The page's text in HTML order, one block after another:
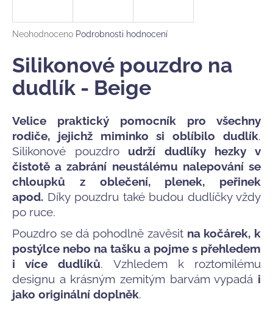
Průměrné
produktu
je
0,0
z
hvězdiček.
Neohodnoceno Podrobnosti hodnocení
Silikonové pouzdro na
dudlík - Beige
Velice praktický pomocník pro všechny
rodiče, jejichž miminko si oblíbilo dudlík.
Silikonové pouzdro udrží dudlíky hezky v
čistotě a zabrání neustálému nalepování se
chloupků z oblečení, plenek, peřinek
apod. Díky pouzdru také budou dudlíčky vždy
po ruce.
Pouzdro se dá pohodlně zavěsit na kočárek, k
postýlce nebo na tašku a pojme s přehledem
i více dudlíků. Vzhledem k roztomilému
designu a krásným zemitým barvám vypadá i
jako originální doplněk.
j
t
HLEDAT
D
o
p
o
r
u
č
u
j